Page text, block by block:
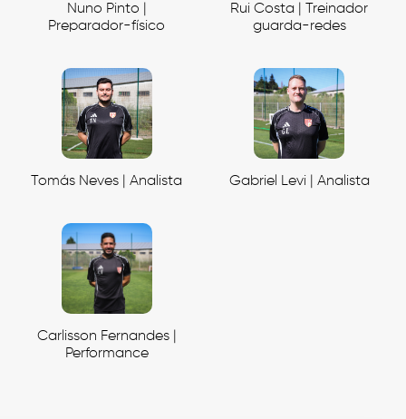
Nuno Pinto |
Preparador-físico
Rui Costa | Treinador
guarda-redes
Tomás Neves | Analista Gabriel Levi | Analista
Carlisson Fernandes |
Performance